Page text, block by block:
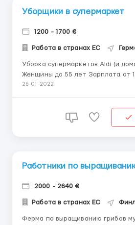
Уборщики в супермаркет
1200 - 1700 €
Работа в странах ЕС
Уборка супермаркетов Aldi (и
Женщины до 55 лет Зарплата от 10 евро в час
Работа 8 часов пн-пт Оформление польским
всем интересующим вопросам
26-01-2022
Работники по
2000 - 2640 €
Работа в странах ЕС
Ферма по выращиванию грибов мужчины, женщины и